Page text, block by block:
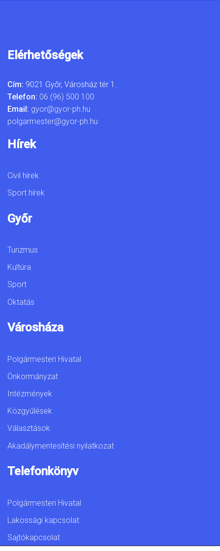
Elérhetőségek
Cím: 9021 Győr, Városház tér 1.
Telefon: 06 (96) 500 100
Email: gyor@gyor-ph.hu
polgarmester@gyor-ph.hu
Hírek
Civil hírek
Sport hírek
Győr
Turizmus
Kultúra
Sport
Oktatás
Városháza
Polgármesteri Hivatal
Önkormányzat
Intézmények
Közgyűlések
Választások
Akadálymentesítési nyilatkozat
Telefonkönyv
Polgármesteri Hivatal
Lakossági kapcsolat
Sajtókapcsolat